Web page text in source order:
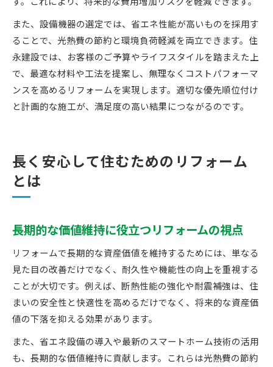
また、設備機器の選定では、省エネ性能が高いものを採用す
ることで、光熱費の節約と環境負荷軽減を両立できます。住
永建設では、お客様のご予算やライフスタイルを踏まえた上
で、最適な材料や工法を提案し、無理なくコストパフォーマ
ンスを高めるリフォームを実現します。適切な優先順位付け
と計画的な施工が、満足度の高い結果につながるのです。
長く安心して住むためのリフォーム
とは
長期的な価値維持に役立つリフォームの視点
リフォームで長期的な資産価値を維持するためには、単なる
見た目の改善だけでなく、耐久性や機能性の向上を重視する
ことが大切です。例えば、断熱性能の強化や耐震補強は、住
まいの安全性と快適性を高めるだけでなく、将来的な資産価
値の下落を抑える効果があります。
また、省エネ設備の導入や最新のスマートホーム技術の活用
も、長期的な価値維持に貢献します。これらは光熱費の節約